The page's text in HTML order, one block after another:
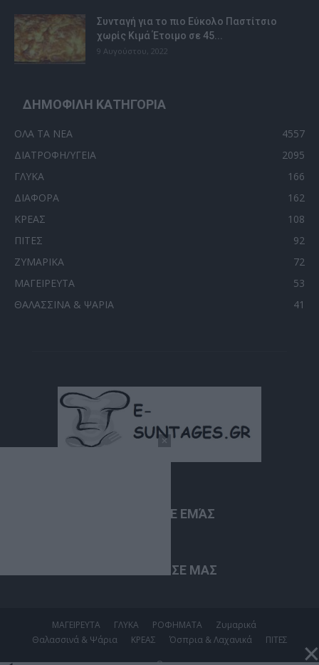
Συνταγή για το πιο Εύκολο Παστίτσιο
χωρίς Κιμά Έτοιμο σε 45...
9 Αυγούστου, 2022
ΔΗΜΟΦΙΛΗ ΚΑΤΗΓΟΡΙΑ
ΟΛΑ ΤΑ ΝΕΑ
4557
ΔΙΑΤΡΟΦΗ/ΥΓΕΙΑ
2095
ΓΛΥΚΑ
166
ΔΙΑΦΟΡΑ
162
ΚΡΕΑΣ
108
ΠΙΤΕΣ
92
ΖΥΜΑΡΙΚΑ
72
ΜΑΓΕΙΡΕΥΤΑ
53
ΘΑΛΑΣΣΙΝΑ & ΨΑΡΙΑ
41
ΣΧΕΤΙΚΆ ΜΕ ΕΜΆΣ
ΑΚΟΛΟΥΘΗΣΕ ΜΑΣ
ΜΑΓΕΙΡΕΥΤΑ ΓΛΥΚΑ ΡΟΦΗΜΑΤΑ
Ζυμαρικά
Θαλασσινά & Ψάρια
ΚΡΕΑΣ Όσπρια & Λαχανικά ΠΙΤΕΣ